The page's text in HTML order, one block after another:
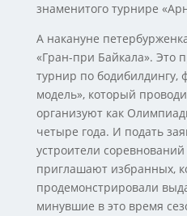
знаменитого турнире
А накануне
«Гран-при Байкала». Это
турнир по бодибилдингу,
модель», который
организуют как
четыре года. И подать
устроители
приглашают избранных,
продемонстрировали
минувшие в это время